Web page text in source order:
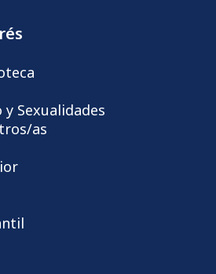
Sexualidades
as